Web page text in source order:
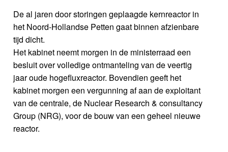
De al jaren door storingen geplaagde kernreactor in
het Noord-Hollandse Petten gaat binnen afzienbare
tijd dicht.
Het kabinet neemt morgen in de ministerraad een
besluit over volledige ontmanteling van de veertig
jaar oude hogefluxreactor. Bovendien geeft het
kabinet morgen een vergunning af aan de exploitant
van de centrale, de Nuclear Research & consultancy
Group (NRG), voor de bouw van een geheel nieuwe
reactor.